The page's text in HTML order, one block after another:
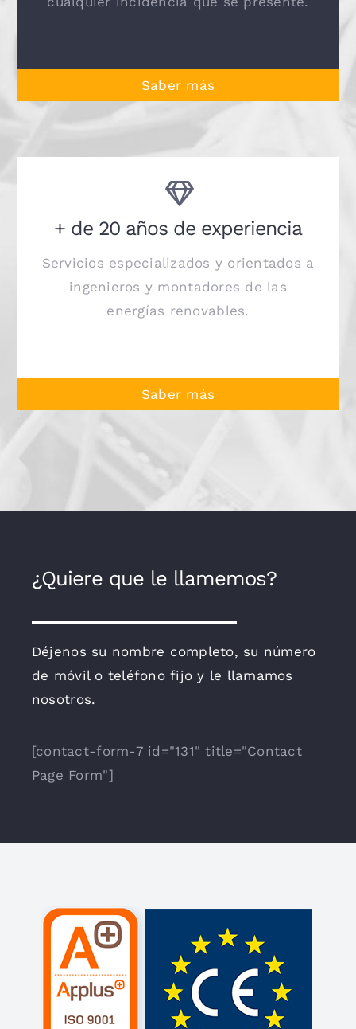
Saber más
+ de 20 años de experiencia
Servicios especializados y orientados a
ingenieros y montadores de las
energías renovables.
Saber más
¿Quiere que le llamemos?
Déjenos su nombre completo, su número
de móvil o teléfono fijo y le llamamos
nosotros.
[contact-form-7 id="131" title="Contact
Page Form"]